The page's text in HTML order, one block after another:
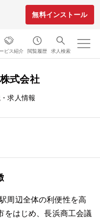
無料インストール
ビス紹介 閲覧履歴 求人検索
式会社
求人情報
周辺全体の利便性を高
をはじめ、長浜商工会議